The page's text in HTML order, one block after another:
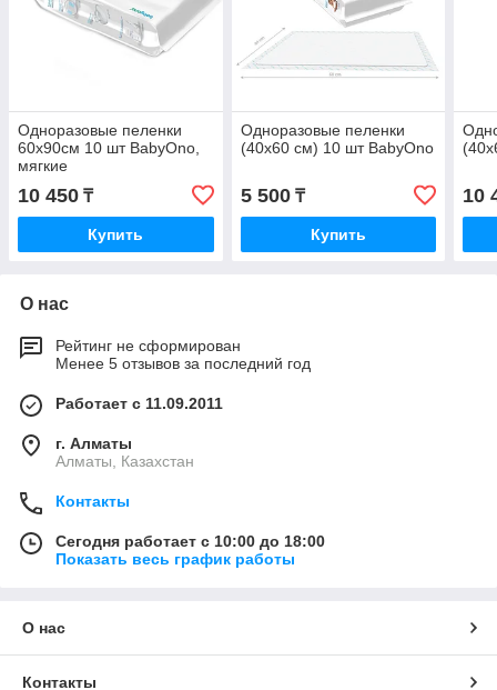
Одноразовые пеленки
60х90см 10 шт BabyOno,
мягкие
10 450 ₸
Купить
Одноразовые пеленки
(40х60 см) 10 шт BabyOno
5 500₸
Купить
10
О нас
Рейтинг не сформирован
Менее 5 отзывов за последний год
Работает с 11.09.2011
г. Алматы
Алматы, Казахстан
Контакты
Сегодня работает с 10:00 до 18:00
Показать весь график работы
О нас
Контакты